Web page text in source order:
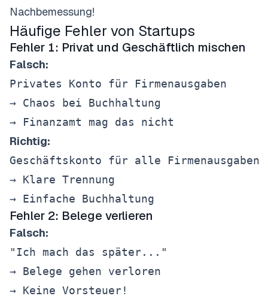
Nachbemessung!
Häufige Fehler von Startups
Fehler 1: Privat und Geschäftlich mischen
Falsch:
Privates Konto für Firmenausgaben
→ Chaos bei Buchhaltung
Richtig:
Geschäftskonto für alle Firmenausgaben
→ Klare Trennung
Fehler 2: Belege verlieren
Falsch:
"Ich mach das später..."
→ Belege gehen verloren